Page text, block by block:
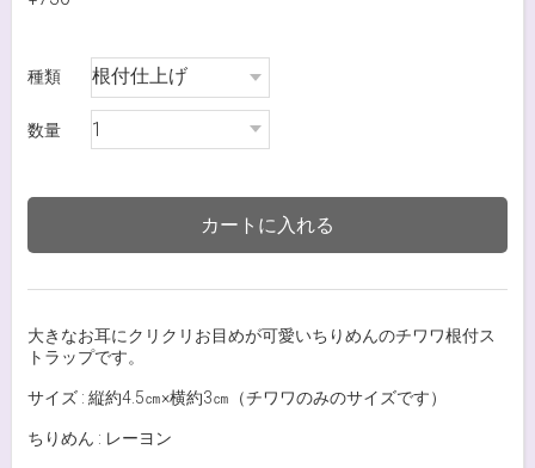
種類
数量
カートに入れる
大きなお耳にクリクリお目めが可愛いちりめんのチワワ根付ス
トラップです。
サイズ : 縦約4.5㎝×横約3㎝（チワワのみのサイズです）
ちりめん : レーヨン